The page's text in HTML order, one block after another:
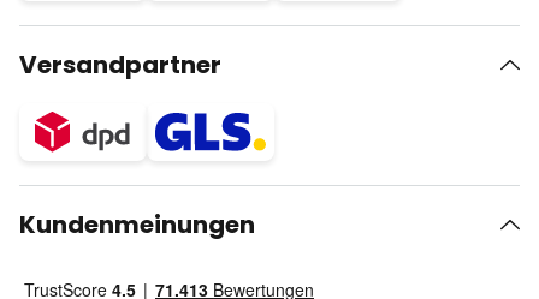
Versandpartner
Kundenmeinungen